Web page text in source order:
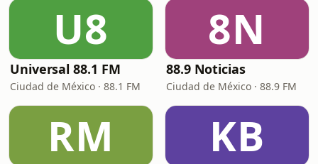
U8
Universal 88.1 FM
Ciudad de México · 88.1 FM
8N
88.9 Noticias
Ciudad de México · 88.9 FM
RM KB